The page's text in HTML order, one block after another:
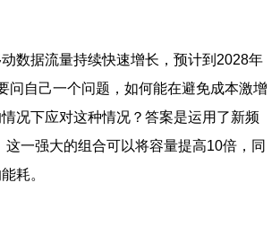
数据流量持续快速增长，预计到2028年
问自己一个问题，如何能在避免成本激增
况下应对这种情况？答案是运用了新频
这一强大的组合可以将容量提高10倍，同
耗。